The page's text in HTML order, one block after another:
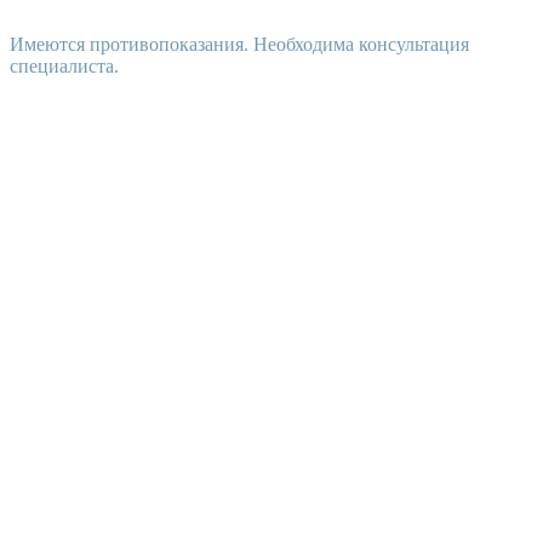
Имеются противопоказания. Необходима консультация
специалиста.